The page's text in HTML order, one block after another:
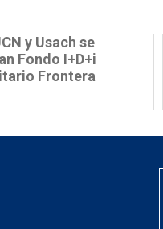
y Usach se
Fondo I+D+i
Frontera